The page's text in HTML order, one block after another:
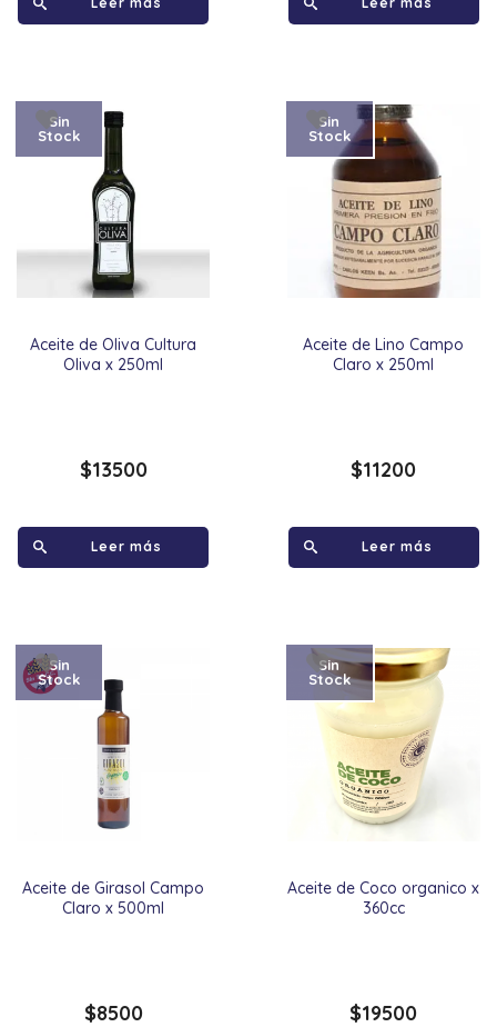
Aceite de Oliva Cultura
Oliva x 250ml
Sin
Stock
$13500
Leer más
Aceite de Lino Campo
Claro x 250ml
Sin
Stock
$11200
Leer más
Aceite de Girasol Campo
Claro x 500ml
Sin
Stock
$8500
Aceite de Coco organico x
360cc
Sin
Stock
$19500